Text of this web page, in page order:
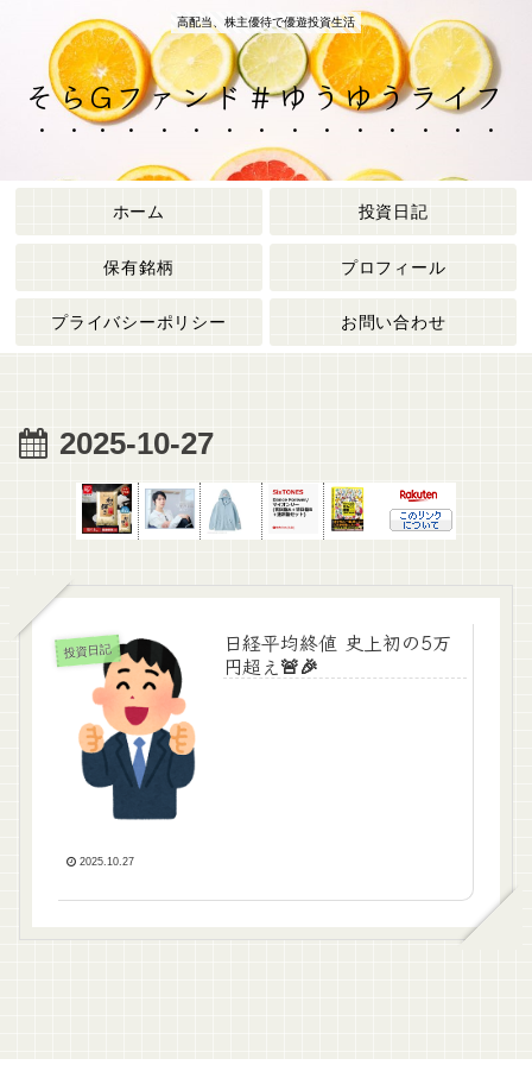
高配当、株主優待で優遊投資生活
そらGファンド＃ゆうゆうライフ
ホーム 投資日記
保有銘柄 プロフィール
プライバシーポリシー お問い合わせ
2025-10-27
投資日記
日経平均終値 史上初の5万
円超え🚨🎉
2025.10.27